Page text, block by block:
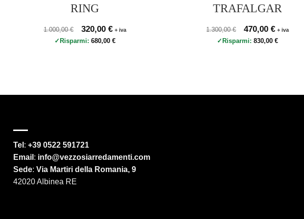
RING
Prezzo originale 1.000,00 €, prezzo scontato 320,00 €
1.000,00€ Il prezzo originale era: 1.000,00 €.
320,00 €Il prezzo attuale è: 320,00 €.
+ iva
Risparmi: 680,00 €
TRAFALGAR
Prezzo originale 1.300,00 €,
1.300,00€ Il prezzo originale
470,00€Il prezzo
+ iva
Risparmi:830,00€
Tel : +39 0522 591721
Email : info@vezzosiarredamenti.com
Sede: Via Martiri della Romania, 9
42020 Albinea RE